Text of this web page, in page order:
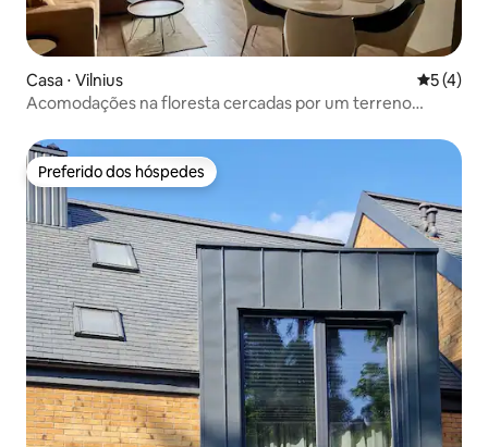
Casa ⋅ Vilnius 5 de
5 (4)
Acomodações na floresta cercadas por um terreno
Preferido dos hóspedes
Preferido dos hóspedes